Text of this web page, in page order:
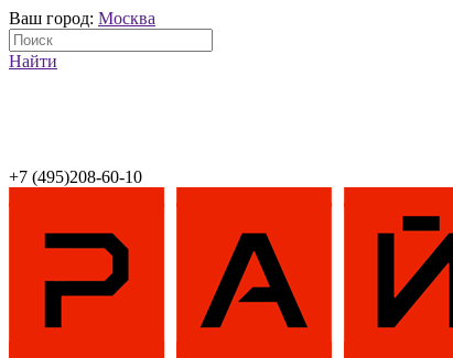
Ваш город: Москва
Найти
+7 (495)208-60-10